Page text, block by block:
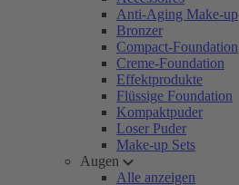
Anti-Aging Make-up
Bronzer
Compact-Foundation
Creme-Foundation
Effektprodukte
Flüssige Foundation
Kompaktpuder
Loser Puder
Make-up Sets
Augen
Alle anzeigen